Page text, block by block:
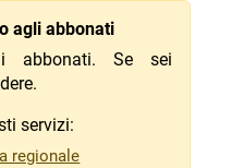
agli abbonati
abbonati. Se sei
servizi:
regionale